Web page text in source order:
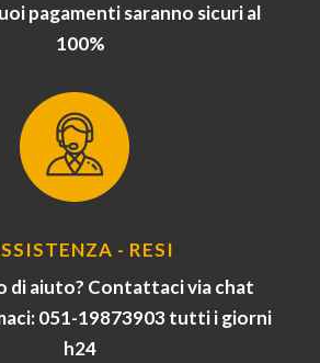
pagamenti saranno sicuri al
100%
- RESI
di aiuto? Contattaci via chat
051-19873903 tutti i giorni
h24